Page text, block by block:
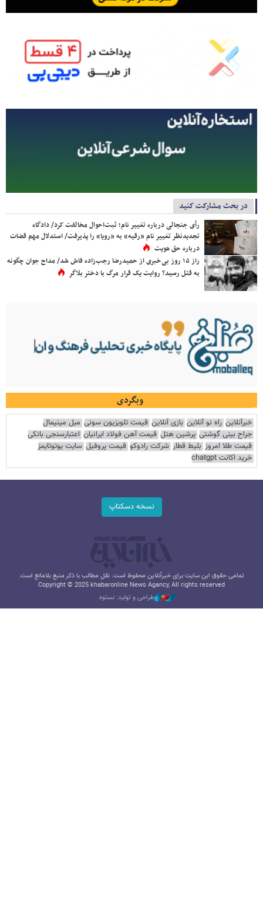
در بحث مشارکت کنید
رأی جنجالی درباره تغییر نام؛ ثبت‌احوال مخالفت کرد/ دادگاه
تجدیدنظر تغییر نام «رقیه» به «رویا» را پذیرفت/ استدلال مهم قضات
درباره حق هویت
راز ۱۵ روز بی‌خبری از حمیدرضا رجب‌زاده فاش شد/ مداح جوان چگونه
به قتل رسید؟ روایت یک قرار مرگ با دختر بلاگر
وبگردی
خبرآنلاین راه نو آنلاین بازی آنلاین قیمت تلویزیون سونی مبل مینیمال
جراح بینی گوشتی پرشین هتل قیمت آهن فولاد ایرانیان اعتبارسنجی بانکی
قیمت طلا امروز بلیط قطار شرکت رادوکو قیمت پروفیل سایت یوتوتایمز
خرید اکانت chatgpt
نسخه دسکتاپ
تمامی حقوق این سایت برای خبرآنلاین محفوظ است. نقل مطالب با ذکر منبع بلامانع است.
Copyright © 2025 khabaronline News Agancy, All rights reserved
طراحی و تولید: نستوه